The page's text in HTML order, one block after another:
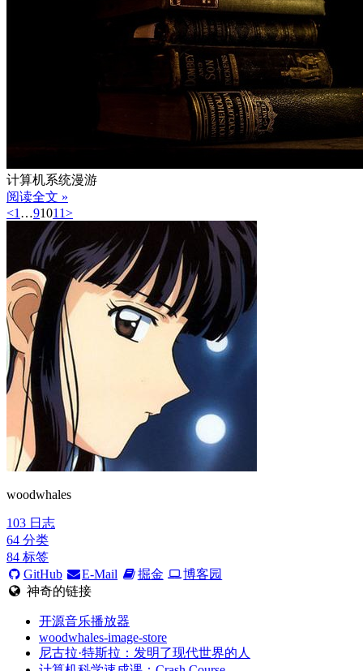
计算机系统漫游
阅读全文 »
<1 …91011>
woodwhales
103 日志
64 分类
84 标签
GitHub
E-Mail 掘金
博客园
神奇的链接
开源音乐播放器
woodwhales-image-store
尼古拉·特斯拉：发明了现代世界的人